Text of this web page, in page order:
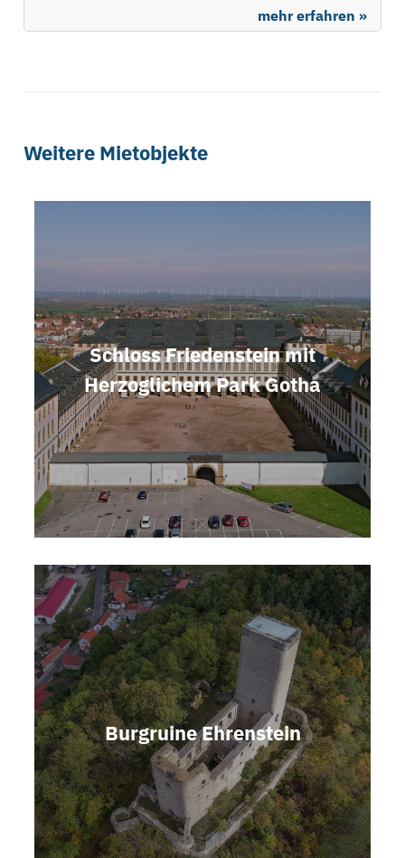
mehr erfahren »
Weitere Mietobjekte
Schloss Friedenstein mit
Herzoglichem Park Gotha
Burgruine Ehrenstein